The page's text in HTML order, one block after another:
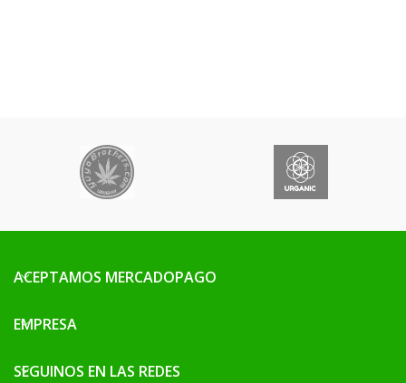
ACEPTAMOS MERCADOPAGO
EMPRESA
SEGUINOS EN LAS REDES